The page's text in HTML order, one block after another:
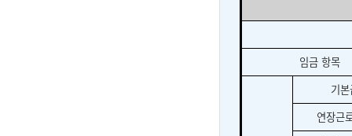
임금 항목
기
연장근